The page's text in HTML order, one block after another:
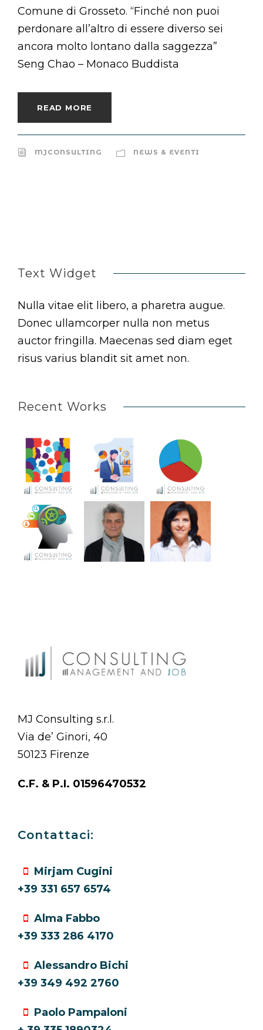
Comune di Grosseto. “Finché non puoi
perdonare all’altro di essere diverso sei
ancora molto lontano dalla saggezza”
Seng Chao – Monaco Buddista
READ MORE
MJCONSULTING NEWS & EVENTI
Text Widget
Nulla vitae elit libero, a pharetra augue.
Donec ullamcorper nulla non metus
auctor fringilla. Maecenas sed diam eget
risus varius blandit sit amet non.
Recent Works
MJ Consulting s.r.l.
Via de’ Ginori, 40
50123 Firenze
C.F. & P.I. 01596470532
Contattaci:
Mirjam Cugini
+39 331 657 6574
Alma Fabbo
+39 333 286 4170
Alessandro Bichi
+39 349 492 2760
Paolo Pampaloni